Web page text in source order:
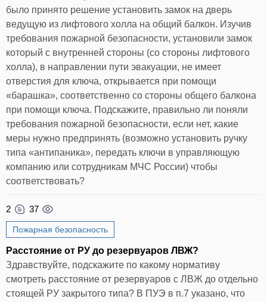
было принято решение установить замок на дверь
ведущую из лифтового холла на общий балкон. Изучив
требования пожарной безопасности, установили замок
который с внутренней стороны (со стороны лифтового
холла), в направлении пути эвакуации, не имеет
отверстия для ключа, открывается при помощи
«барашка», соответственно со стороны общего балкона
при помощи ключа. Подскажите, правильно ли поняли
требования пожарной безопасности, если нет, какие
меры нужно предпринять (возможно установить ручку
типа «антипаника», передать ключи в управляющую
компанию или сотрудникам МЧС России) чтобы
соответствовать?
2 37
Пожарная безопасность
Расстояние от РУ до резервуаров ЛВЖ?
Здравствуйте, подскажите по какому нормативу
смотреть расстояние от резервуаров с ЛВЖ до отдельно
стоящей РУ закрытого типа? В ПУЭ в п.7 указано, что